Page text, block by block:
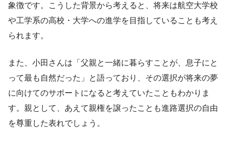
象徴です。こうした背景から考えると、将来は航空大学校
や工学系の高校・大学への進学を目指していることも考え
られます。
また、小田さんは「父親と一緒に暮らすことが、息子にと
って最も自然だった」と語っており、その選択が将来の夢
に向けてのサポートになると考えていたこともわかりま
す。親として、あえて親権を譲ったことも進路選択の自由
を尊重した表れでしょう。